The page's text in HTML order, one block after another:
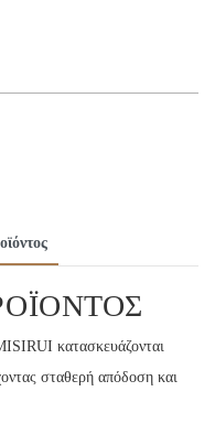
κατασκευάζονται
σταθερή απόδοση και